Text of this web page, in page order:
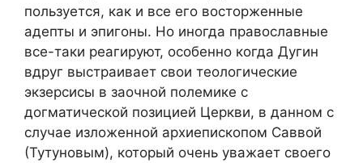
пользуется, как и все его восторженные
адепты и эпигоны. Но иногда православные
все-таки реагируют, особенно когда Дугин
вдруг выстраивает свои теологические
экзерсисы в заочной полемике с
догматической позицией Церкви, в данном с
случае изложенной архиепископом Саввой
(Тутуновым), который очень уважает своего